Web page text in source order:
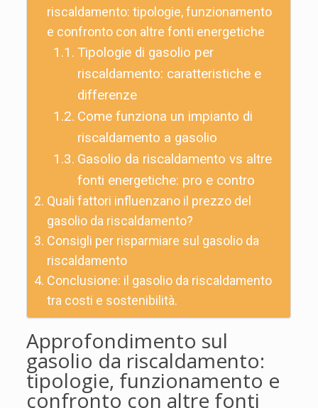
riscaldamento: tipologie, funzionamento
e confronto con altre fonti energetiche
Tipologie di gasolio per
riscaldamento: caratteristiche e
differenze
Come funziona un impianto di
riscaldamento a gasolio
Gasolio da riscaldamento vs altre
fonti energetiche: pro e contro
Quali fattori influenzano il prezzo del
gasolio da riscaldamento?
Consigli per risparmiare sul gasolio da
riscaldamento
Conclusione: il gasolio da riscaldamento
tra costi e sostenibilità.
Approfondimento sul
gasolio da riscaldamento:
tipologie, funzionamento e
confronto con altre fonti